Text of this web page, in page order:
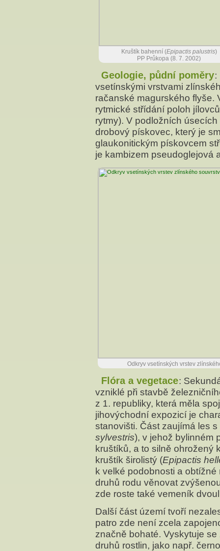
Kruštík bahenní (Epipactis palustris)
PP Průkopa (8. 7. 2002)
Geologie, půdní poměry:
vsetínskými vrstvami
račanské magurského flyše.
rytmické střídání poloh
rytmy). V podložních
drobový pískovec, který je
glaukonitickým pískovcem
je kambizem pseudoglejová
Odkryv vsetínských vrstev
Flóra a vegetace:
vzniklé při stavbě
z 1. republiky, která měla
jihovýchodní expozicí je
stanovišti. Část zaujímá les
sylvestris), v jehož bylinném
kruštíků, a to silně ohrožený
kruštík širolistý (Epipactis
k velké podobnosti a
druhů rodu věnovat
zde roste také vemeník
Další část území tvoří
patro zde není zcela
značně bohaté. Vyskytuje
druhů rostlin, jako např.